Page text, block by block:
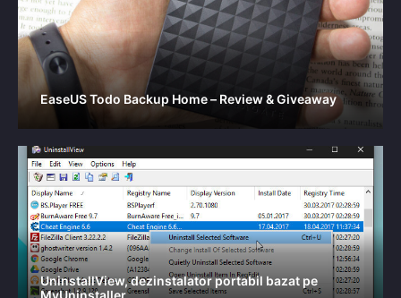
EaseUS Todo Backup Home – Review & Giveaway
UninstallView, dezinstalator portabil bazat pe